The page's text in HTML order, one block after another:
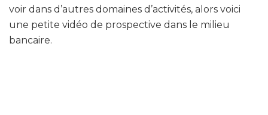
voir dans d’autres domaines d’activités, alors voici
une petite vidéo de prospective dans le milieu
bancaire.